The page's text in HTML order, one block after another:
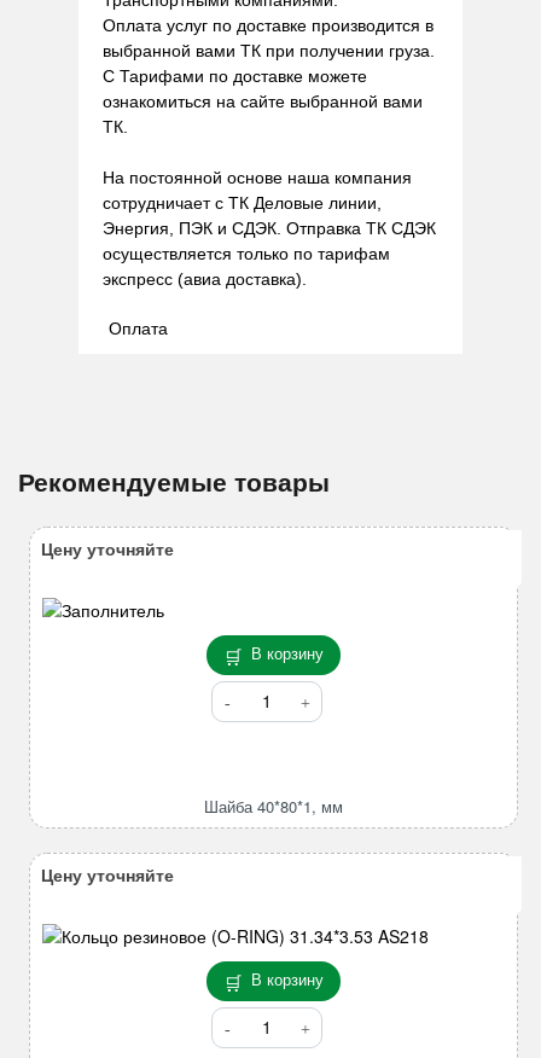
Оплата услуг по доставке производится в
выбранной вами ТК при получении груза.
С Тарифами по доставке можете
ознакомиться на сайте выбранной вами
ТК.
На постоянной основе наша компания
сотрудничает с ТК Деловые линии,
Энергия, ПЭК и СДЭК. Отправка ТК СДЭК
осуществляется только по тарифам
экспресс (авиа доставка).
Оплата
Рекомендуемые товары
В корзину
Количество
товара
Шайба 40*80*1, мм
Цену уточняйте
В корзину
Количество
товара
Цену уточняйте